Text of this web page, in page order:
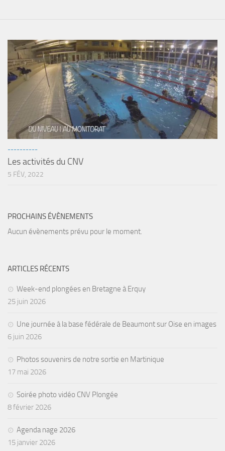
Résultats Compétitions
MATERIEL
Section Matériel
Occasions
----------
Les activités du CNV
5 FÉV, 2022
PROCHAINS ÉVÈNEMENTS
Aucun évènements prévu pour le moment.
ARTICLES RÉCENTS
Week-end plongées en Bretagne à Erquy
25 juin 2026
Une journée à la base fédérale de Beaumont sur Oise en images
6 juin 2026
Photos souvenirs de notre sortie en Martinique
17 mai 2026
Soirée photo vidéo CNV Plongée
8 février 2026
Agenda nage 2026
15 janvier 2026